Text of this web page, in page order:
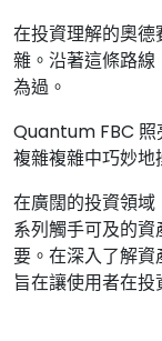
在投資理解的奧
雜。沿著這條路
為過。
Quantum FBC 照
複雜複雜中巧妙地
在廣闊的投資領
系列觸手可及的
要。在深入了解資
旨在讓使用者在